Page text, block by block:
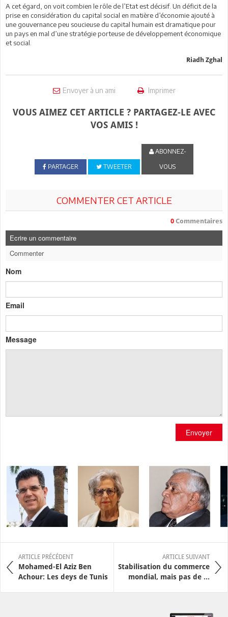
A cet égard, on voit combien le rôle de l’Etat est décisif. Un déficit de la
prise en considération du capital social en matière d’économie ajouté à
une gouvernance peu soucieuse du capital humain est dramatique pour
un pays en mal d’une stratégie porteuse de développement économique
et social.
Riadh Zghal
Envoyer à un ami Imprimer
VOUS AIMEZ CET ARTICLE ? PARTAGEZ-LE AVEC
VOS AMIS !
PARTAGER TWEETER
ABONNEZ-
VOUS
COMMENTER CET ARTICLE
0 Commentaires
Ecrire un commentaire
Commenter
Nom
Email
Message
Envoyer
ARTICLE PRÉCÉDENT
Mohamed-El Aziz Ben
Achour: Les deys de Tunis
ARTICLE SUIVANT
Stabilisation du commerce
mondial, mais pas de ...